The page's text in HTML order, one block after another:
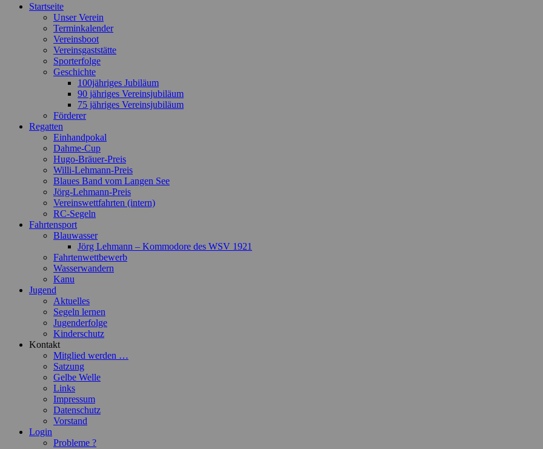
Zum
Startseite
Unser Verein
Terminkalender
Vereinsboot
Vereinsgaststätte
Sporterfolge
Geschichte
100jähriges Jubiläum
90 jähriges Vereinsjubiläum
75 jähriges Vereinsjubiläum
Förderer
Regatten
Einhandpokal
Dahme-Cup
Hugo-Bräuer-Preis
Willi-Lehmann-Preis
Blaues Band vom Langen See
Jörg-Lehmann-Preis
Vereinswettfahrten (intern)
RC-Segeln
Fahrtensport
Blauwasser
Jörg Lehmann – Kommodore des WSV 1921
Fahrtenwettbewerb
Wasserwandern
Kanu
Jugend
Aktuelles
Segeln lernen
Jugenderfolge
Kinderschutz
Kontakt
Mitglied werden …
Satzung
Gelbe Welle
Links
Impressum
Datenschutz
Vorstand
Login
Probleme ?